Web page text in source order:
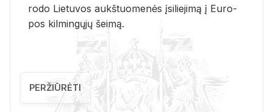
ro­do Lie­tu­vos aukš­tuo­me­nės įsi­lie­ji­mą į Eu­ro­
pos kil­min­gų­jų šei­mą.
PERŽIŪRĖTI